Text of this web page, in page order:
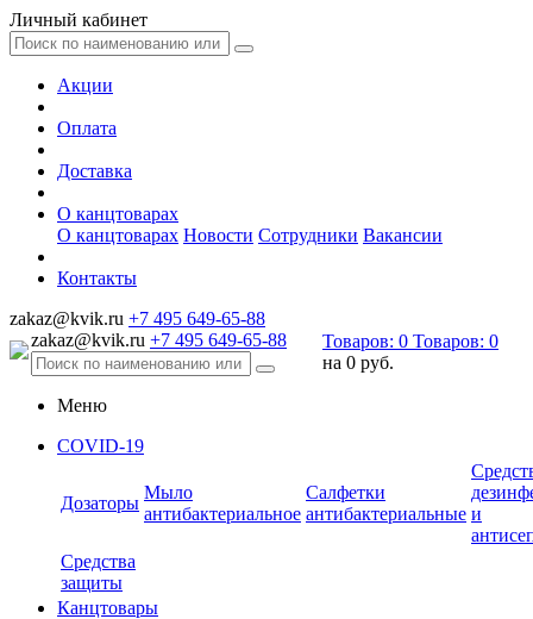
Личный кабинет
Акции
Оплата
Доставка
О канцтоварах
О канцтоварах Новости Сотрудники Вакансии
Контакты
zakaz@kvik.ru +7 495 649-65-88
zakaz@kvik.ru +7 495 649-65-88 Товаров: 0 Товаров: 0
на 0 руб.
Меню
COVID-19
Дозаторы
Мыло
антибактериальное
Салфетки
антибактериальные и
Средства
защиты
Канцтовары